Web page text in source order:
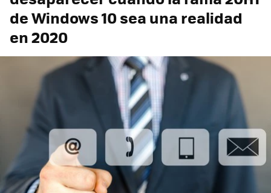
de Windows 10 sea una realidad
en 2020